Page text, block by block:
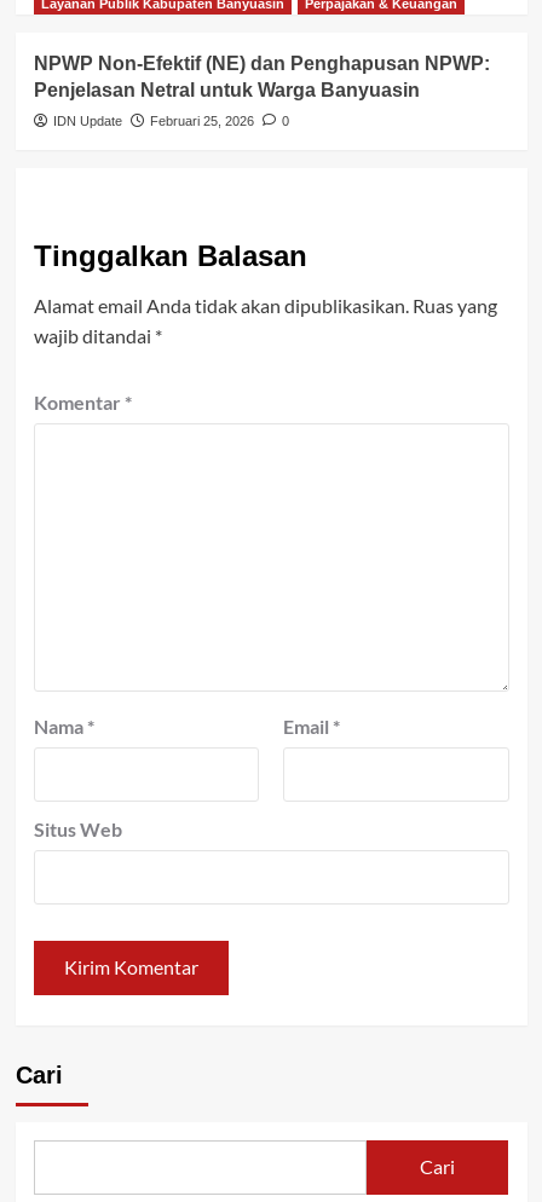
Layanan Publik Kabupaten Banyuasin
Perpajakan & Keuangan
NPWP Non-Efektif (NE) dan Penghapusan NPWP:
Penjelasan Netral untuk Warga Banyuasin
IDN Update Februari 25, 2026 0
Tinggalkan Balasan
Alamat email Anda tidak akan dipublikasikan. Ruas yang
wajib ditandai *
Komentar *
Nama * Email *
Situs Web
Cari
Cari